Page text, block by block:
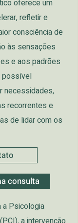
oferece um
refletir e
consciência de
às sensações
e aos padrões
possível
necessidades,
recorrentes e
de lidar com os
consulta
a Psicologia